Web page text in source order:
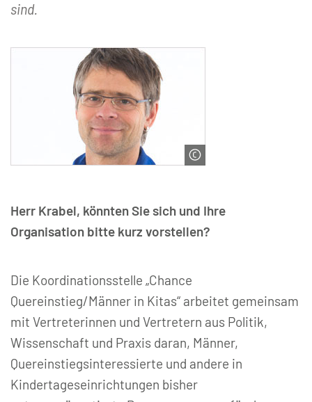
sind.
Herr Krabel, könnten Sie sich und Ihre
Organisation bitte kurz vorstellen?
Die Koordinationsstelle „Chance
Quereinstieg/Männer in Kitas“ arbeitet gemeinsam
mit Vertreterinnen und Vertretern aus Politik,
Wissenschaft und Praxis daran, Männer,
Quereinstiegsinteressierte und andere in
Kindertageseinrichtungen bisher